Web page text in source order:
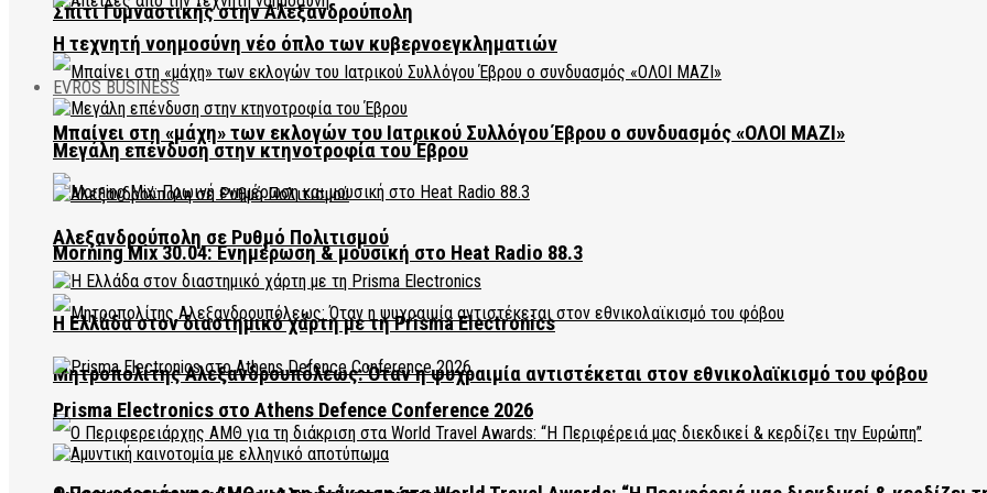
Σπίτι Γυμναστικής στην Αλεξανδρούπολη
Μπαίνει στη «μάχη» των εκλογών του Ιατρικού Συλλόγου Έβρου ο συνδυασμός «ΟΛΟΙ ΜΑΖΙ»
Morning Mix 30.04: Ενημέρωση & μουσική στο Heat Radio 88.3
Μητροπολίτης Αλεξανδρουπόλεως: Όταν η ψυχραιμία αντιστέκεται στον εθνικολαϊκισμό του φόβου
Η τεχνητή νοημοσύνη νέο όπλο των κυβερνοεγκληματιών
EVROS BUSINESS
Μεγάλη επένδυση στην κτηνοτροφία του Έβρου
Αλεξανδρούπολη σε Ρυθμό Πολιτισμού
Η Ελλάδα στον διαστημικό χάρτη με τη Prisma Electronics
Prisma Electronics στο Athens Defence Conference 2026